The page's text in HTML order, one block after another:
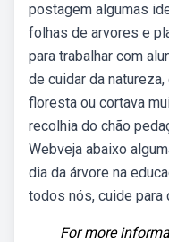
postagem algumas
folhas de arvores e
para trabalhar com
de cuidar da
floresta ou cortava
recolhia do chão
Webveja abaixo
dia da árvore na
todos nós, cuide para
For more